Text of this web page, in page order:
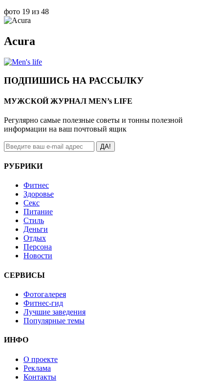
фото 19 из 48
Acura
ПОДПИШИСЬ НА РАССЫЛКУ
МУЖСКОЙ ЖУРНАЛ MEN’s LIFE
Регулярно самые полезные советы и тонны полезной
информации на ваш почтовый ящик
ДА!
РУБРИКИ
Фитнес
Здоровье
Секс
Питание
Стиль
Деньги
Отдых
Персона
Новости
СЕРВИСЫ
Фотогалерея
Фитнес-гид
Лучшие заведения
Популярные темы
ИНФО
О проекте
Реклама
Контакты